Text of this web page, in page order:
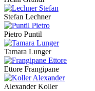
Stefan Lechner
Pietro Puntil
Tamara Lunger
Ettore Frangipane
Alexander Koller